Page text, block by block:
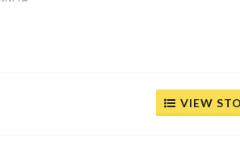
VIEW